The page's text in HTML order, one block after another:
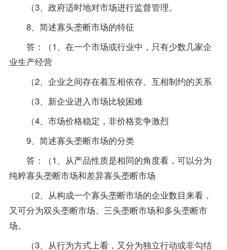
（3、政府适时地对市场进行监督管理。
8、简述寡头垄断市场的特征
答：（1、在一个市场或行业中，只有少数几家企
业生产经营
（2、企业之间存在着互相依存、互相制约的关系
（3、新企业进入市场比较困难
（4、市场价格稳定，非价格竞争激烈
9、简述寡头垄断市场的分类
答：（1、从产品性质是相同的角度看，可以分为
纯粹寡头垄断市场和差异寡头垄断市场
（2、从构成一个寡头垄断市场的企业数目来看，
又可分为双头垄断市场、三头垄断市场和多头垄断市
场。
（3、从行为方式上看，又分为独立行动或非勾结